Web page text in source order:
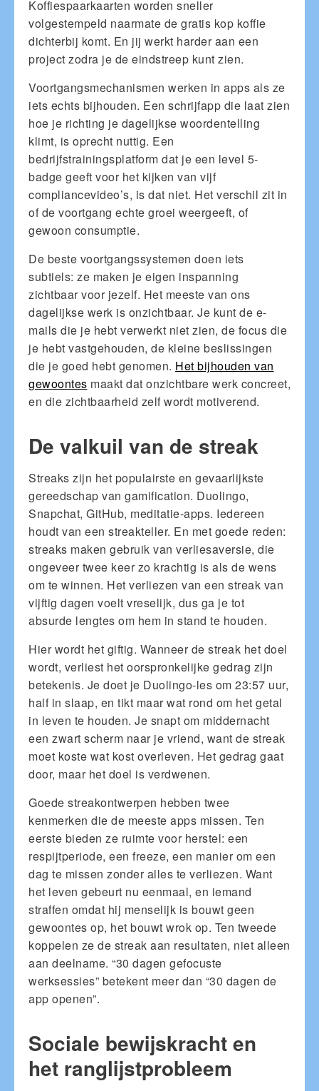
Koffiespaarkaarten worden sneller
volgestempeld naarmate de gratis kop koffie
dichterbij komt. En jij werkt harder aan een
project zodra je de eindstreep kunt zien.
Voortgangsmechanismen werken in apps als ze
iets echts bijhouden. Een schrijfapp die laat zien
hoe je richting je dagelijkse woordentelling
klimt, is oprecht nuttig. Een
bedrijfstrainingsplatform dat je een level 5-
badge geeft voor het kijken van vijf
compliancevideo’s, is dat niet. Het verschil zit in
of de voortgang echte groei weergeeft, of
gewoon consumptie.
De beste voortgangssystemen doen iets
subtiels: ze maken je eigen inspanning
zichtbaar voor jezelf. Het meeste van ons
dagelijkse werk is onzichtbaar. Je kunt de e-
mails die je hebt verwerkt niet zien, de focus die
je hebt vastgehouden, de kleine beslissingen
die je goed hebt genomen. Het bijhouden van
gewoontes maakt dat onzichtbare werk concreet,
en die zichtbaarheid zelf wordt motiverend.
De valkuil van de streak
Streaks zijn het populairste en gevaarlijkste
gereedschap van gamification. Duolingo,
Snapchat, GitHub, meditatie-apps. Iedereen
houdt van een streakteller. En met goede reden:
streaks maken gebruik van verliesaversie, die
ongeveer twee keer zo krachtig is als de wens
om te winnen. Het verliezen van een streak van
vijftig dagen voelt vreselijk, dus ga je tot
absurde lengtes om hem in stand te houden.
Hier wordt het giftig. Wanneer de streak het doel
wordt, verliest het oorspronkelijke gedrag zijn
betekenis. Je doet je Duolingo-les om 23:57 uur,
half in slaap, en tikt maar wat rond om het getal
in leven te houden. Je snapt om middernacht
een zwart scherm naar je vriend, want de streak
moet koste wat kost overleven. Het gedrag gaat
door, maar het doel is verdwenen.
Goede streakontwerpen hebben twee
kenmerken die de meeste apps missen. Ten
eerste bieden ze ruimte voor herstel: een
respijtperiode, een freeze, een manier om een
dag te missen zonder alles te verliezen. Want
het leven gebeurt nu eenmaal, en iemand
straffen omdat hij menselijk is bouwt geen
gewoontes op, het bouwt wrok op. Ten tweede
koppelen ze de streak aan resultaten, niet alleen
aan deelname. “30 dagen gefocuste
werksessies” betekent meer dan “30 dagen de
app openen”.
Sociale bewijskracht en
het ranglijstprobleem